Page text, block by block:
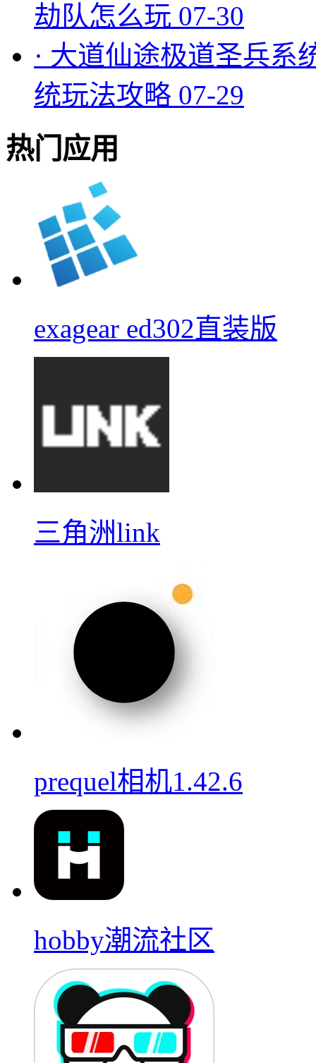
劫队怎么玩 07-30
· 大道仙途极道圣兵系
统玩法攻略 07-29
热门应用
exagear ed302直装版
三角洲link
prequel相机1.42.6
hobby潮流社区